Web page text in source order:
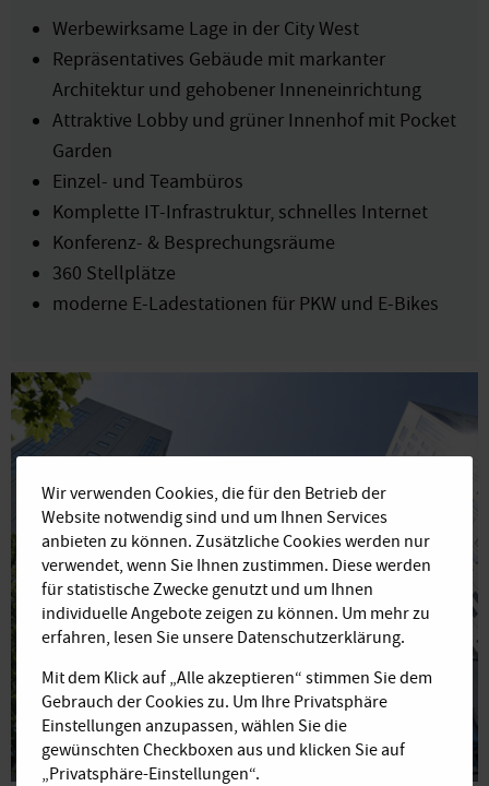
Werbewirksame Lage in der City West
Repräsentatives Gebäude mit markanter
Architektur und gehobener Inneneinrichtung
Attraktive Lobby und grüner Innenhof mit Pocket
Garden
Einzel- und Teambüros
Komplette IT-Infrastruktur, schnelles Internet
Konferenz- & Besprechungsräume
360 Stellplätze
moderne E-Ladestationen für PKW und E-Bikes
Wir verwenden Cookies, die für den Betrieb der
Website notwendig sind und um Ihnen Services
anbieten zu können. Zusätzliche Cookies werden nur
verwendet, wenn Sie Ihnen zustimmen. Diese werden
für statistische Zwecke genutzt und um Ihnen
individuelle Angebote zeigen zu können. Um mehr zu
erfahren, lesen Sie unsere Datenschutzerklärung.
Mit dem Klick auf „Alle akzeptieren“ stimmen Sie dem
Gebrauch der Cookies zu. Um Ihre Privatsphäre
Einstellungen anzupassen, wählen Sie die
gewünschten Checkboxen aus und klicken Sie auf
„Privatsphäre-Einstellungen“.